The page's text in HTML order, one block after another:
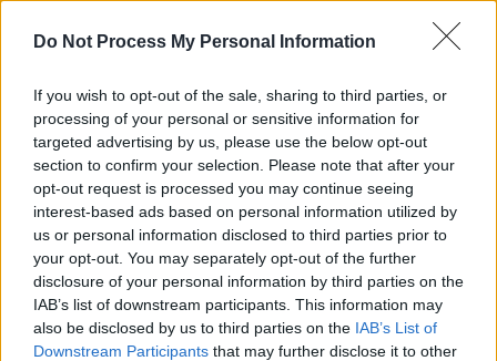
Do Not Process My Personal Information
If you wish to opt-out of the sale, sharing to third parties, or
processing of your personal or sensitive information for
targeted advertising by us, please use the below opt-out
section to confirm your selection. Please note that after your
opt-out request is processed you may continue seeing
interest-based ads based on personal information utilized by
us or personal information disclosed to third parties prior to
your opt-out. You may separately opt-out of the further
disclosure of your personal information by third parties on the
IAB’s list of downstream participants. This information may
also be disclosed by us to third parties on the IAB’s List of
Downstream Participants that may further disclose it to other
επιχειρηματία, κάτι όμως που ο τελευταίος
«Δεν υπήρχε αντιδικία με τον
τοπογράφο»
Από την πλευρά του και ο επιχειρηματίας
της Μυκόνουθα αρνηθεί πως υπήρχαν
διενέξεις και κόντρες με τον 54χρονο
τοπογράφο.Όπως θα πει το περιβάλλον του
επιχειρηματία, δεν υπήρξε αντιδικία για τα
οικόπεδα στον Άγιο Στέφανο Μυκόνου.